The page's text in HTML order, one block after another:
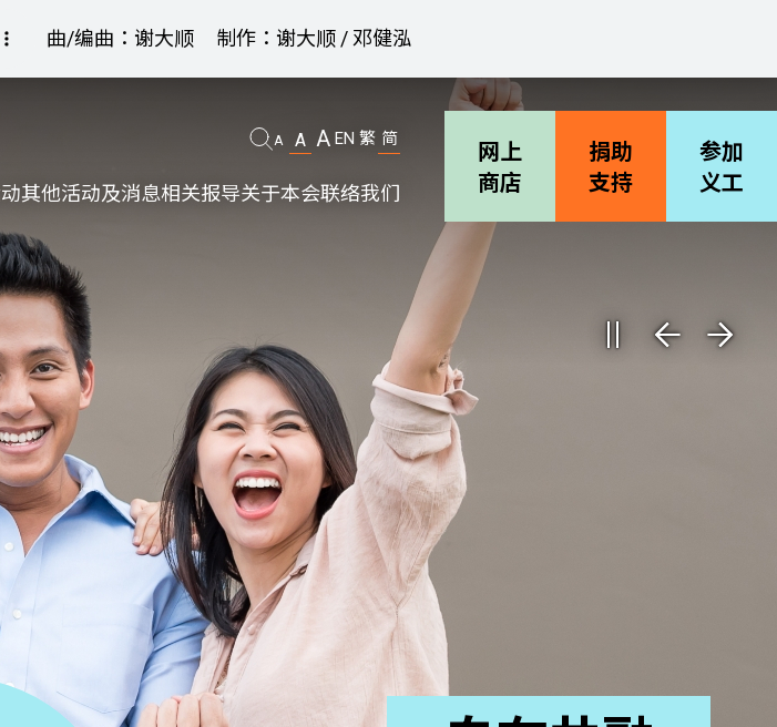
曲/编曲：谢大顺 制作：谢大顺 / 邓健泓
A A A EN 繁 简
其他活动及消息相关报导关于本会
招标通告
联络我们
网上
商店
捐助
支持
参加
义工